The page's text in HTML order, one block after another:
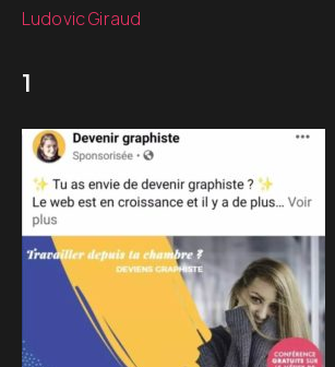
Ludovic Giraud
1